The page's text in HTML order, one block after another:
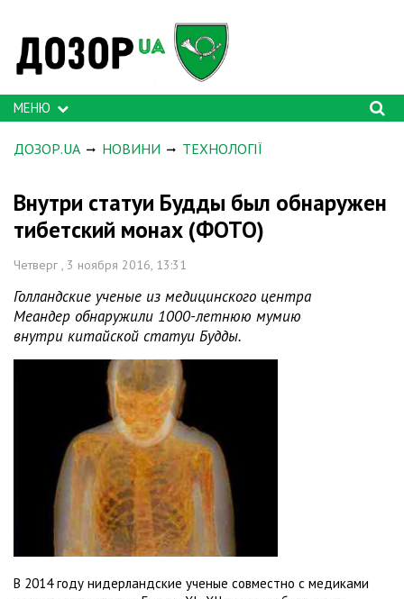
МЕНЮ
ДОЗОР.UA НОВИНИ ТЕХНОЛОГІЇ
Внутри статуи Будды был обнаружен
тибетский монах (ФОТО)
Четверг , 3 ноября 2016, 13:31
Голландские ученые из медицинского центра
Меандер обнаружили 1000-летнюю мумию
внутри китайской статуи Будды.
В 2014 году нидерландские ученые совместно с медиками